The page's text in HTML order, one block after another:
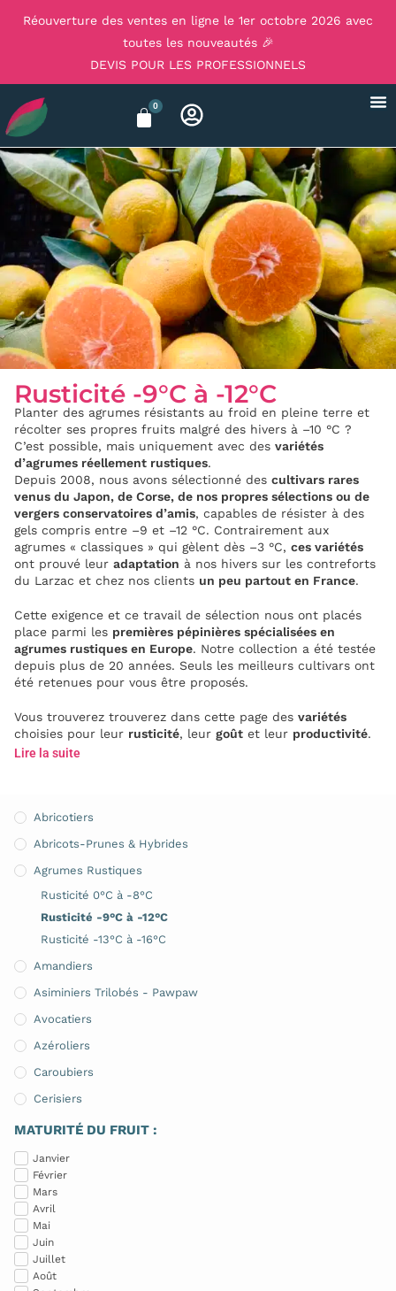
Réouverture des ventes en ligne le 1er octobre 2026 avec
toutes les nouveautés 🎉
DEVIS POUR LES PROFESSIONNELS
0
Rusticité -9°C à -12°C
Planter des agrumes résistants au froid en pleine terre et
récolter ses propres fruits malgré des hivers à –10 °C ?
C’est possible, mais uniquement avec des variétés
d’agrumes réellement rustiques.
Depuis 2008, nous avons sélectionné des cultivars rares
venus du Japon, de Corse, de nos propres sélections ou de
vergers conservatoires d’amis, capables de résister à des
gels compris entre –9 et –12 °C. Contrairement aux
agrumes « classiques » qui gèlent dès –3 °C, ces variétés
ont prouvé leur adaptation à nos hivers sur les contreforts
du Larzac et chez nos clients un peu partout en France.
Cette exigence et ce travail de sélection nous ont placés
place parmi les premières pépinières spécialisées en
agrumes rustiques en Europe. Notre collection a été testée
depuis plus de 20 années. Seuls les meilleurs cultivars ont
été retenues pour vous être proposés.
Vous trouverez trouverez dans cette page des variétés
choisies pour leur rusticité, leur goût et leur productivité.
Lire la suite
Abricotiers
Abricots-Prunes & Hybrides
Agrumes Rustiques
Rusticité 0°C à -8°C
Rusticité -9°C à -12°C
Rusticité -13°C à -16°C
Amandiers
Asiminiers Trilobés - Pawpaw
Avocatiers
Azéroliers
Caroubiers
Cerisiers
Châtaigniers
Cognassiers
Cornouillers
Feijoas
Figuiers
Figuiers De Barbarie
MATURITÉ DU FRUIT :
Janvier
Février
Mars
Avril
Mai
Juin
Juillet
Août